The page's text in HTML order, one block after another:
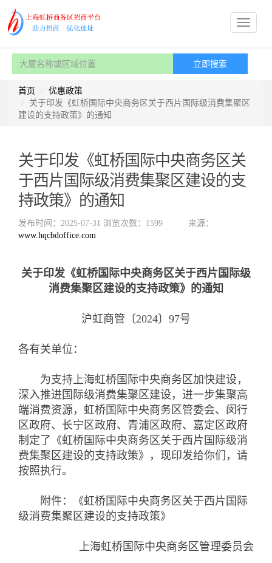
首页
优惠政策
关于印发《虹桥国际中央商务区关于西片国际级消费集聚区
建设的支持政策》的通知
关于印发《虹桥国际中央商务区关
于西片国际级消费集聚区建设的支
持政策》的通知
发布时间：2025-07-31 浏览次数：1599
来源：
www.hqcbdoffice.com
关于印发《虹桥国际中央商务区关于西片国际级
消费集聚区建设的支持政策》的通知
沪虹商管〔2024〕97号
各有关单位：
为支持上海虹桥国际中央商务区加快建设，
深入推进国际级消费集聚区建设，进一步集聚高
端消费资源，虹桥国际中央商务区管委会、闵行
区政府、长宁区政府、青浦区政府、嘉定区政府
制定了《虹桥国际中央商务区关于西片国际级消
费集聚区建设的支持政策》，现印发给你们，请
按照执行。
附件：《虹桥国际中央商务区关于西片国际
级消费集聚区建设的支持政策》
上海虹桥国际中央商务区管理委员会